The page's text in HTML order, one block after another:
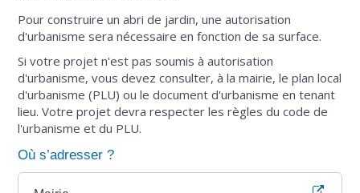
Pour construire un abri de jardin, une autorisation
d'urbanisme sera nécessaire en fonction de sa surface.
Si votre projet n'est pas soumis à autorisation
d'urbanisme, vous devez consulter, à la mairie, le plan local
d'urbanisme (PLU) ou le document d'urbanisme en tenant
lieu. Votre projet devra respecter les règles du code de
l'urbanisme et du PLU.
Où s’adresser ?